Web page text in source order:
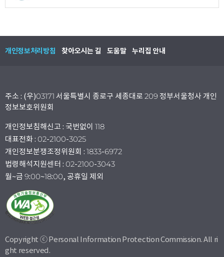
개인정보처리방침 찾아오시는 길 도움말 누리집 안내
주소 : (우)03171 서울특별시 종로구 세종대로 209 정부서울청사 개인
정보보호위원회
개인정보침해신고 : 국번없이 118
대표전화 : 02-2100-3025
개인정보분쟁조정위원회 : 1833-6972
법령해석지원센터 : 02-2100-3043
월~금 9:00~18:00, 공휴일 제외
Copyright ⓒ Personal Information Protection Commission. All ri
ght reserved.